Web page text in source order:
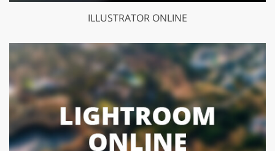
ILLUSTRATOR ONLINE